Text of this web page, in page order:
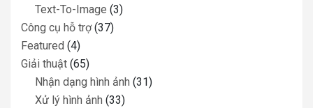
Text-To-Image (3)
Công cụ hỗ trợ(37)
Featured (4)
Giải thuật (65)
Nhận dạng hình ảnh (31)
Xử lý hình ảnh (33)